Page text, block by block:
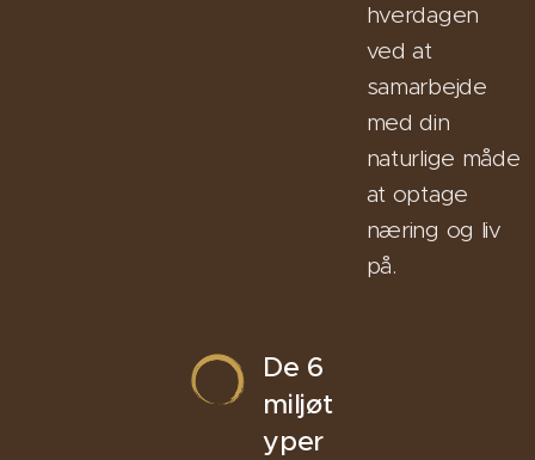
hverdagen
ved at
samarbejde
med din
naturlige måde
at optage
næring og liv
på.
De 6
miljøt
yper